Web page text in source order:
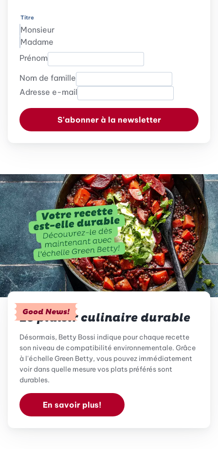
Titre
Monsieur
Madame
Prénom
Nom de famille
Adresse e-mail
S'abonner à la newsletter
Good News!
Le plaisir culinaire durable
Désormais, Betty Bossi indique pour chaque recette
son niveau de compatibilité environnementale. Grâce
à l'échelle Green Betty, vous pouvez immédiatement
voir dans quelle mesure vos plats préférés sont
durables.
En savoir plus!